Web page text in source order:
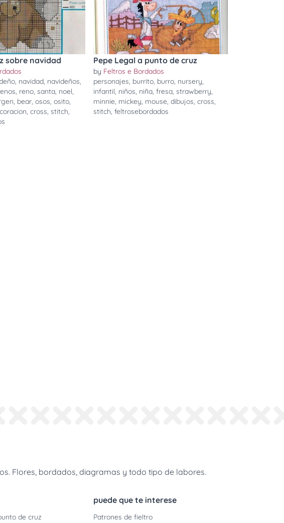
sobre navidad
, navidad, navideños,
, reno, santa, noel,
, bear, osos, osito,
, cross, stitch,
Pepe Legal a punto de cruz
by Feltros e Bordados
personajes, burrito, burro, nursery,
infantil, niños, niña, fresa, strawberry,
minnie, mickey, mouse, dibujos, cross,
stitch, feltrosebordados
Flores, bordados, diagramas y todo tipo de labores.
de cruz
puede que te interese
Patrones de fieltro